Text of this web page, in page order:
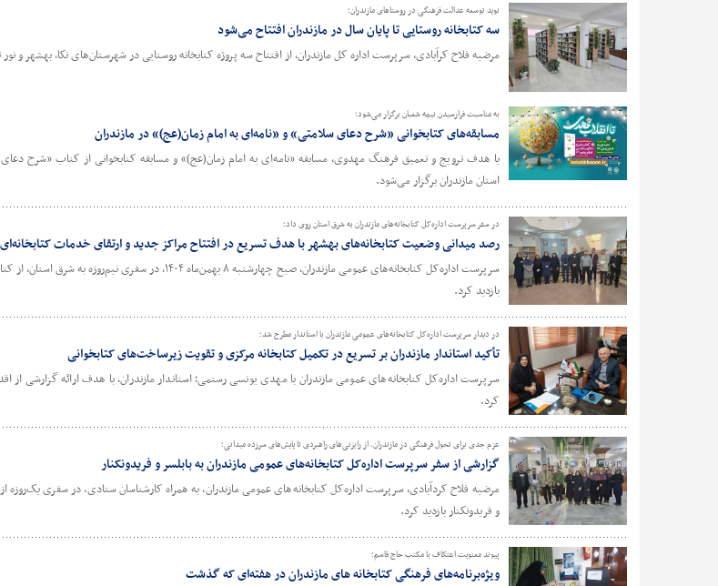
نوید توسعه عدالت فرهنگی در روستاهای مازندران؛
سه کتابخانه روستایی تا پایان سال در مازندران افتتاح می‌شود
مرضیه فلاح کرآبادی، سرپرست اداره کل مازندران، از افتتاح سه پروژه کتابخانه روستایی در شهرستان‌های نکا، بهشهر و نور
به مناسبت فرارسیدن نیمه شعبان برگزار می‌شود؛
مسابقه‌های کتابخوانی «شرح دعای سلامتی» و «نامه‌ای به امام زمان(عج)» در مازندران
با هدف ترویج و تعمیق فرهنگ مهدوی، مسابقه «نامه‌ای به امام زمان(عج)» و مسابقه کتابخوانی از کتاب «شرح
استان مازندران برگزار می‌شود.
در سفر سرپرست اداره‌کل کتابخانه‌های مازندران به شرق استان روی داد؛
رصد میدانی وضعیت کتابخانه‌های بهشهر با هدف تسریع در افتتاح مراکز جدید و ارتقای خدمات کتابخانه‌ای
سرپرست اداره‌کل کتابخانه‌های عمومی مازندران، صبح چهارشنبه ۸ بهمن‌ماه
بازدید کرد.
در دیدار سرپرست اداره‌کل کتابخانه‌های عمومی مازندران با استاندار مطرح شد؛
تأکید استاندار مازندران بر تسریع در تکمیل کتابخانه مرکزی و تقویت زیرساخت‌های کتابخوانی
سرپرست اداره‌کل کتابخانه‌های عمومی مازندران با مهدی یونسی رستمی؛ استاندار مازندران، با هدف ارائه گزارشی از
کرد.
عزم جدی برای تحول فرهنگی در مازندران، از رایزنی‌های راهبردی تا پایش‌های سرزده میدانی؛
گزارشی از سفر سرپرست اداره‌کل کتابخانه‌های عمومی مازندران به بابلسر و فریدونکنار
مرضیه فلاح کردآبادی، سرپرست اداره‌کل کتابخانه‌های عمومی مازندران، به همراه کارشناسان ستادی، در سفری یک‌روزه
و فریدونکنار بازدید کرد.
پیوند معنویت اعتکاف با مکتب حاج قاسم؛
ویژه‌برنامه‌های فرهنگی کتابخانه های مازندران در هفته‌ای که گذشت